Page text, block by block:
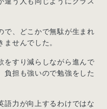
で、どこかで無駄が生まれ
せんでした。
をすり減らしながら進んで
負担も強いので勉強をした
語力が向上するわけではな